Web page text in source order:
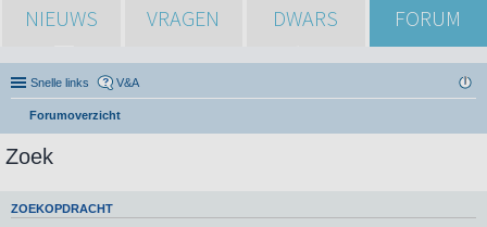
NIEUWS VRAGEN DWARS FORUM
Snelle links V&A
Forumoverzicht
Zoek
ZOEKOPDRACHT